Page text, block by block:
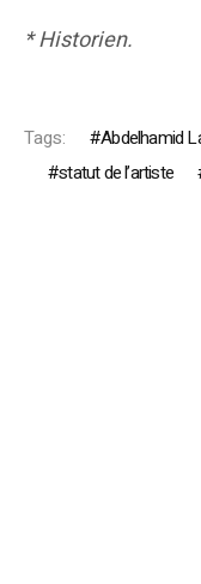
* Historien.
Tags: Abdelhamid
statut de l’artiste